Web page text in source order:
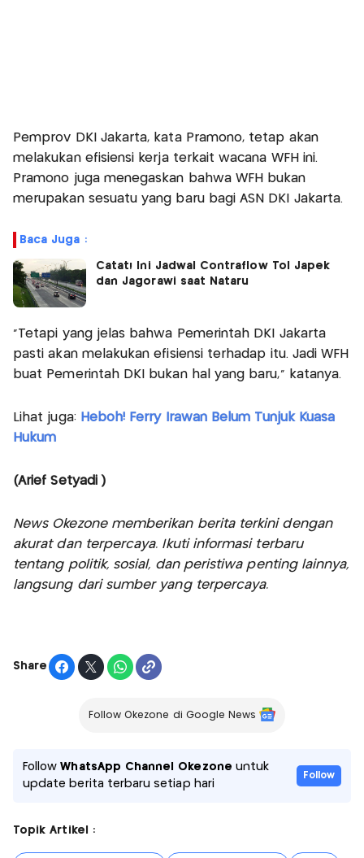
Pemprov DKI Jakarta, kata Pramono, tetap akan
melakukan efisiensi kerja terkait wacana WFH ini.
Pramono juga menegaskan bahwa WFH bukan
merupakan sesuatu yang baru bagi ASN DKI Jakarta.
Baca Juga :
Catat! Ini Jadwal Contraflow Tol Japek
dan Jagorawi saat Nataru
“Tetapi yang jelas bahwa Pemerintah DKI Jakarta
pasti akan melakukan efisiensi terhadap itu. Jadi WFH
buat Pemerintah DKI bukan hal yang baru,” katanya.
Lihat juga: Heboh! Ferry Irawan Belum Tunjuk Kuasa
Hukum
(Arief Setyadi )
News Okezone memberikan berita terkini dengan
akurat dan terpercaya. Ikuti informasi terbaru
tentang politik, sosial, dan peristiwa penting lainnya,
langsung dari sumber yang terpercaya.
Share
Follow Okezone di Google News
FollowWhatsApp Channel Okezone untuk
update berita terbaru setiap hari
Follow
Topik Artikel :